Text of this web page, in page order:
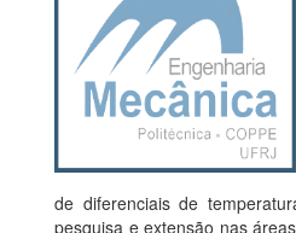
de diferenciais de
pesquisa e extensão nas